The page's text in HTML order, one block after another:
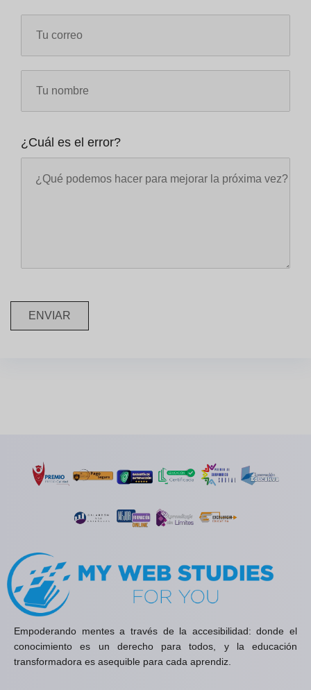
¿Cuál es el error?
ENVIAR
Empoderando mentes a través de la accesibilidad: donde el
conocimiento es un derecho para todos, y la educación
transformadora es asequible para cada aprendiz.